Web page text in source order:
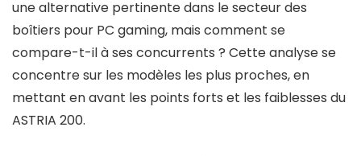
une alternative pertinente dans le secteur des
boîtiers pour PC gaming, mais comment se
compare-t-il à ses concurrents ? Cette analyse se
concentre sur les modèles les plus proches, en
mettant en avant les points forts et les faiblesses du
ASTRIA 200.